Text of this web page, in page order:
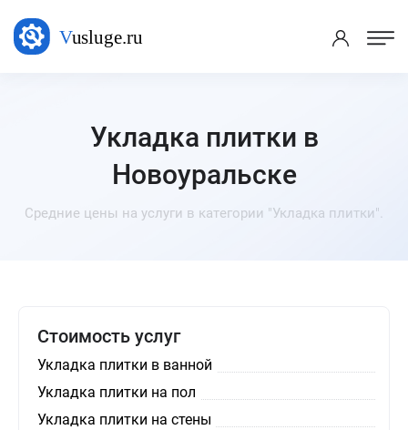
Укладка плитки в
Новоуральске
Средние цены на услуги в категории "Укладка плитки".
Стоимость услуг
Укладка плитки в ванной
Укладка плитки на пол
Укладка плитки на стены